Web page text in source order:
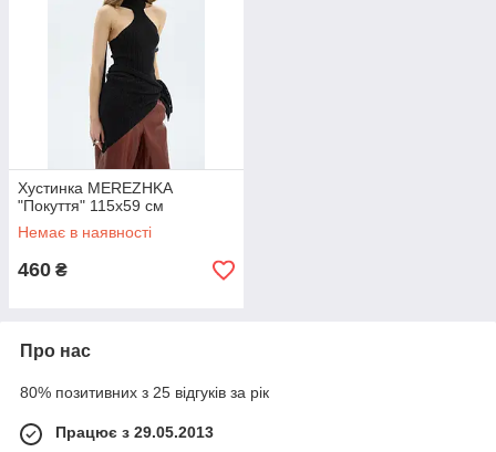
Хустинка MEREZHKA
"Покуття" 115х59 см
Немає в наявності
460 ₴
Про нас
80% позитивних з 25 відгуків за рік
Працює з 29.05.2013